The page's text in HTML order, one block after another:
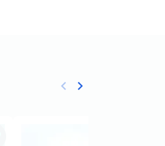
Anterior
keyboard_arrow_left Siguiente
keyboard_arrow_right